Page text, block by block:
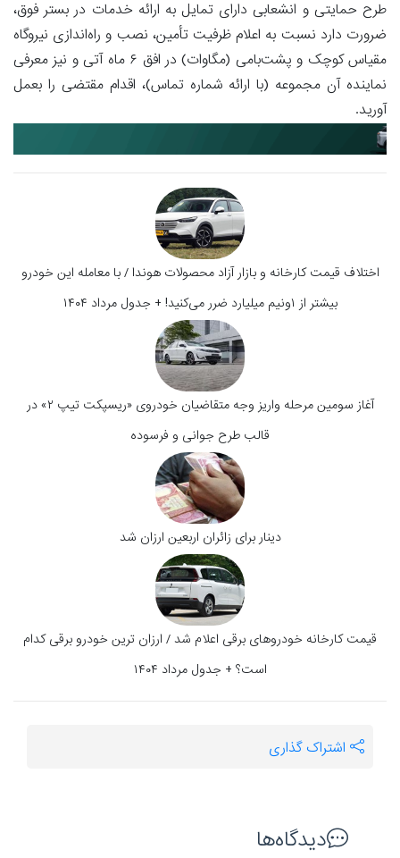
طرح حمایتی و انشعابی دارای تمایل به ارائه خدمات در بستر فوق،
ضرورت دارد نسبت به اعلام ظرفیت تأمین، نصب و راه‌اندازی نیروگاه
مقیاس کوچک و پشت‌بامی (مگاوات) در افق ۶ ماه آتی و نیز معرفی
نماینده آن مجموعه (با ارائه شماره تماس)، اقدام مقتضی را بعمل
آورید.
اختلاف قیمت کارخانه و بازار آزاد محصولات هوندا / با معامله این خودرو
بیشتر از ۱ونیم میلیارد ضرر می‌کنید! + جدول مرداد ۱۴۰۴
آغاز سومین مرحله واریز وجه متقاضیان خودروی «ریسپکت تیپ ۲» در
قالب طرح جوانی و فرسوده
دینار برای زائران اربعین ارزان شد
قیمت کارخانه خودروهای برقی اعلام شد / ارزان ترین خودرو برقی کدام
است؟ + جدول مرداد ۱۴۰۴
اشتراک گذاری
دیدگاه‌ها